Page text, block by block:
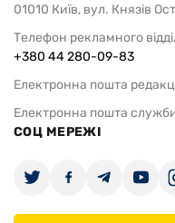
01010 Київ, вул. Князів
Телефон рекламного
+380 44 280-09-83
Електронна пошта
Електронна пошта
СОЦ МЕРЕЖІ